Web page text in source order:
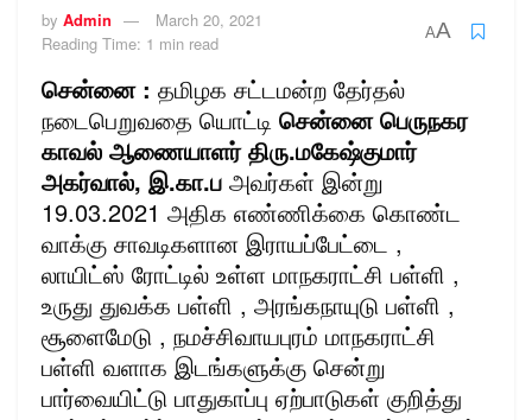
by Admin
March 20, 2021
Reading Time: 1 min read
AA
சென்னை : தமிழக சட்டமன்ற தேர்தல்
நடைபெறுவதை யொட்டி சென்னை பெருநகர
காவல் ஆணையாளர் திரு.மகேஷ்குமார்
அகர்வால், இ.கா.ப அவர்கள் இன்று
19.03.2021 அதிக எண்ணிக்கை கொண்ட
வாக்கு சாவடிகளான இராயப்பேட்டை ,
லாயிட்ஸ் ரோட்டில் உள்ள மாநகராட்சி பள்ளி ,
உருது துவக்க பள்ளி , அரங்கநாயுடு பள்ளி ,
சூளைமேடு , நமச்சிவாயபுரம் மாநகராட்சி
பள்ளி வளாக இடங்களுக்கு சென்று
பார்வையிட்டு பாதுகாப்பு ஏற்பாடுகள் குறித்து